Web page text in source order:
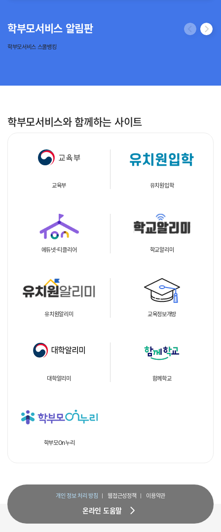
학부모서비스 알림판
학부모서비스 스쿨뱅킹
학부모서비스와 함께하는 사이트
교육부 유치원입학
에듀넷-티클리어 학교알리미
유치원알리미 교육정보개방
대학알리미 함께학교
학부모On누리
개인 정보 처리 방침 웹접근성정책 이용약관
온라인 도움말